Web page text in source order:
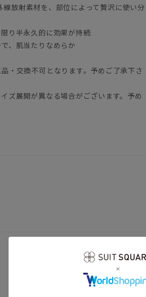
放射素材を、部位によって贅沢に使い分
り半永久的に効果が持続
、肌当たりなめらか
・交換不可となります。予めご了承下さ
ズ展開が異なる場合がございます。予め